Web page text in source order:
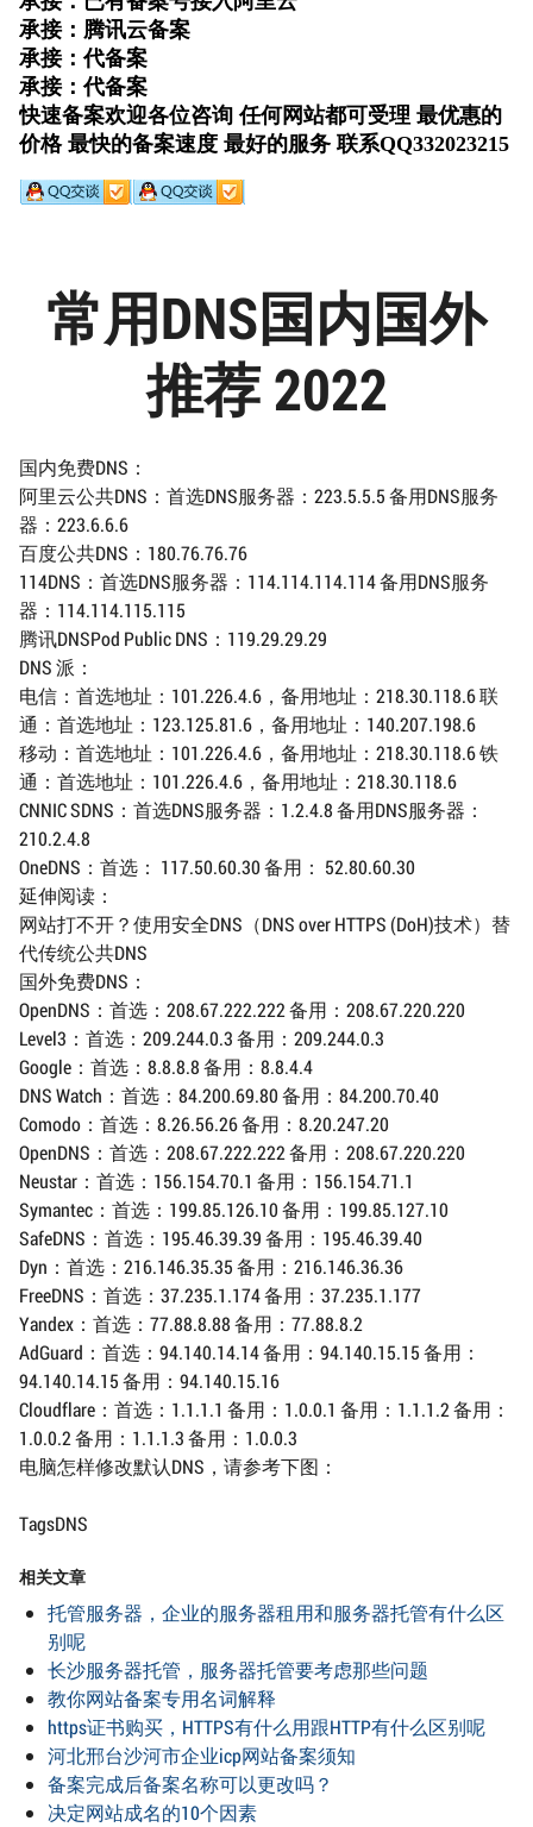
常用DNS国内国外
推荐 2022
国内免费DNS：
阿里云公共DNS：首选DNS服务器：223.5.5.5 备用DNS服务
器：223.6.6.6
百度公共DNS：180.76.76.76
114DNS：首选DNS服务器：114.114.114.114 备用DNS服务
器：114.114.115.115
腾讯DNSPod Public DNS：119.29.29.29
DNS 派：
电信：首选地址：101.226.4.6，备用地址：218.30.118.6 联
通：首选地址：123.125.81.6，备用地址：140.207.198.6
移动：首选地址：101.226.4.6，备用地址：218.30.118.6 铁
通：首选地址：101.226.4.6，备用地址：218.30.118.6
CNNIC SDNS：首选DNS服务器：1.2.4.8 备用DNS服务器：
210.2.4.8
OneDNS：首选： 117.50.60.30 备用： 52.80.60.30
延伸阅读：
网站打不开？使用安全DNS（DNS over HTTPS (DoH)技术）替
代传统公共DNS
国外免费DNS：
OpenDNS：首选：208.67.222.222 备用：208.67.220.220
Level3：首选：209.244.0.3 备用：209.244.0.3
Google：首选：8.8.8.8 备用：8.8.4.4
DNS Watch：首选：84.200.69.80 备用：84.200.70.40
Comodo：首选：8.26.56.26 备用：8.20.247.20
OpenDNS：首选：208.67.222.222 备用：208.67.220.220
Neustar：首选：156.154.70.1 备用：156.154.71.1
Symantec：首选：199.85.126.10 备用：199.85.127.10
SafeDNS：首选：195.46.39.39 备用：195.46.39.40
Dyn：首选：216.146.35.35 备用：216.146.36.36
FreeDNS：首选：37.235.1.174 备用：37.235.1.177
Yandex：首选：77.88.8.88 备用：77.88.8.2
AdGuard：首选：94.140.14.14 备用：94.140.15.15 备用：
94.140.14.15 备用：94.140.15.16
Cloudflare：首选：1.1.1.1 备用：1.0.0.1 备用：1.1.1.2 备用：
1.0.0.2 备用：1.1.1.3 备用：1.0.0.3
电脑怎样修改默认DNS，请参考下图：
TagsDNS
相关文章
托管服务器，企业的服务器租用和服务器托管有什么区
别呢
长沙服务器托管，服务器托管要考虑那些问题
教你网站备案专用名词解释
https证书购买，HTTPS有什么用跟HTTP有什么区别呢
河北邢台沙河市企业icp网站备案须知
备案完成后备案名称可以更改吗？
决定网站成名的10个因素